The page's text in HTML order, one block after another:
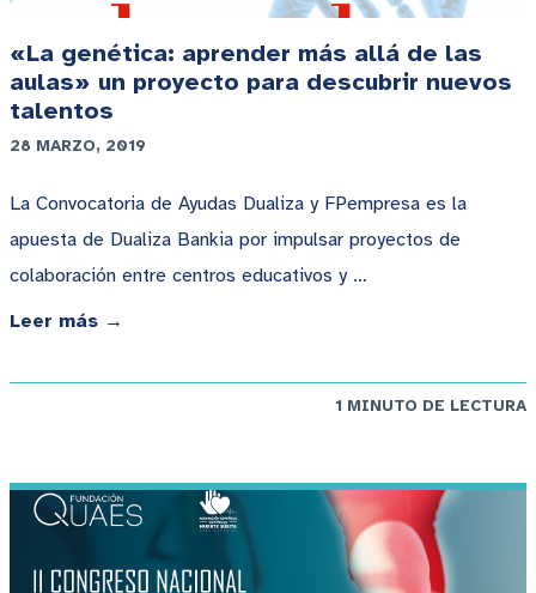
«La genética: aprender más allá de las
aulas» un proyecto para descubrir nuevos
talentos
28 MARZO, 2019
La Convocatoria de Ayudas Dualiza y FPempresa es la
apuesta de Dualiza Bankia por impulsar proyectos de
colaboración entre centros educativos y …
Leer más →
1 MINUTO DE LECTURA